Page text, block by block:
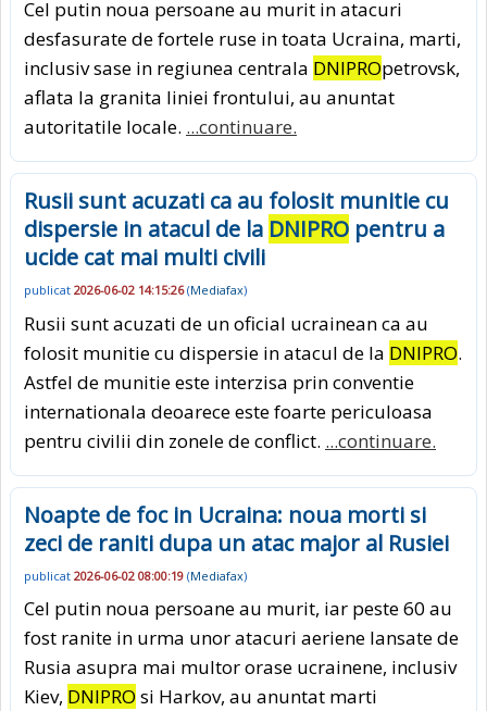
Cel putin noua persoane au murit in atacuri
desfasurate de fortele ruse in toata Ucraina, marti,
inclusiv sase in regiunea centrala DNIPROpetrovsk,
aflata la granita liniei frontului, au anuntat
autoritatile locale. ...continuare.
Rusii sunt acuzati ca au folosit munitie cu
dispersie in atacul de la DNIPRO pentru a
ucide cat mai multi civili
publicat 2026-06-02 14:15:26(Mediafax)
Rusii sunt acuzati de un oficial ucrainean ca au
folosit munitie cu dispersie in atacul de la DNIPRO.
Astfel de munitie este interzisa prin conventie
internationala deoarece este foarte periculoasa
pentru civilii din zonele de conflict. ...continuare.
Noapte de foc in Ucraina: noua morti si
zeci de raniti dupa un atac major al Rusiei
publicat 2026-06-02 08:00:19 (Mediafax)
Cel putin noua persoane au murit, iar peste 60 au
fost ranite in urma unor atacuri aeriene lansate de
Rusia asupra mai multor orase ucrainene, inclusiv
Kiev, DNIPRO si Harkov, au anuntat marti